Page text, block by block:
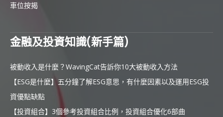
車位按揭
金融及投資知識(新手篇)
被動收入是什麼？WavingCat告訴你10大被動收入方法
【ESG是什麼】五分鐘了解ESG意思，有什麼因素以及運用ESG投
資優點缺點
【投資組合】3個參考投資組合比例，投資組合優化6部曲